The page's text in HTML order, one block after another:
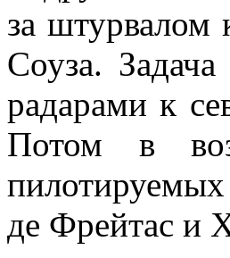
за штурвалом
Соуза.
радарами к
Потом в
де Фрейтас и